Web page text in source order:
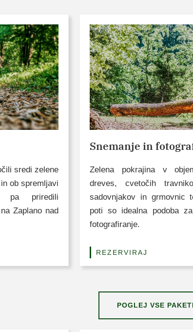
sredi zelene
ob spremljavi
pa priredili
Zaplano nad
Snemanje in
Zelena pokrajina v
dreves, cvetočih
sadovnjakov in grmovnic
poti so idealna podoba
fotografiranje.
REZERVIRAJ
POGLEJ VSE